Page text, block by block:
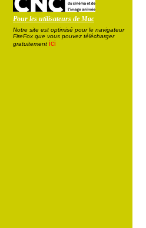
Pour les utilisateurs de Mac
Notre site est optimisé pour le navigateur
FireFox que vous pouvez télécharger
gratuitement ici